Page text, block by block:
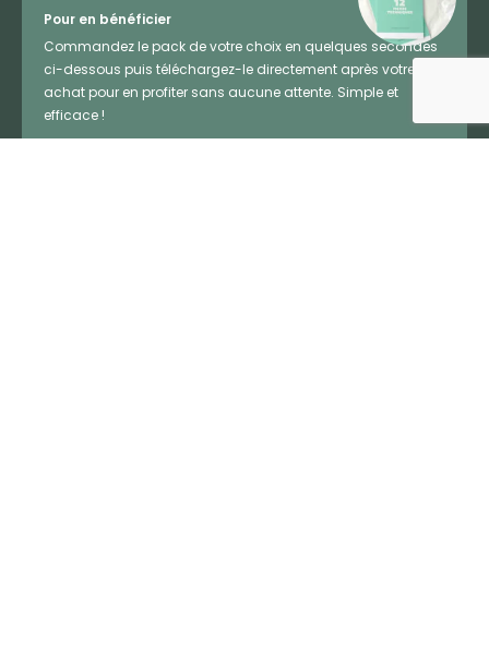
Pour en bénéficier
Commandez le pack de votre choix en quelques secondes
ci-dessous puis téléchargez-le directement après votre
achat pour en profiter sans aucune attente. Simple et
efficace !